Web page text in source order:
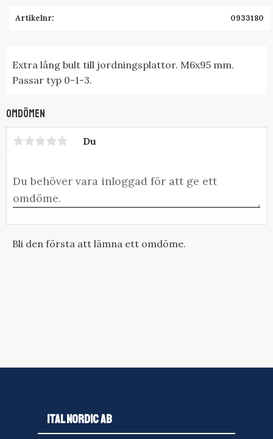
Artikelnr 0933180
Extra lång bult till jordningsplattor. M6x95 mm.
Passar typ 0-1-3.
Omdömen
Du
Bli den första att lämna ett omdöme.
ITAL NORDIC AB